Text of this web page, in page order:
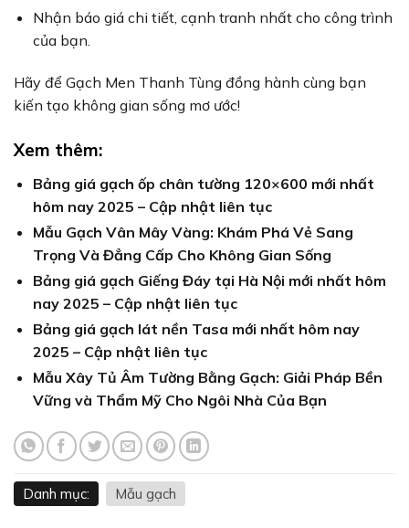
Nhận báo giá chi tiết, cạnh tranh nhất cho công trình
của bạn.
Hãy để Gạch Men Thanh Tùng đồng hành cùng bạn
kiến tạo không gian sống mơ ước!
Xem thêm:
Bảng giá gạch ốp chân tường 120×600 mới nhất
hôm nay 2025 – Cập nhật liên tục
Mẫu Gạch Vân Mây Vàng: Khám Phá Vẻ Sang
Trọng Và Đẳng Cấp Cho Không Gian Sống
Bảng giá gạch Giếng Đáy tại Hà Nội mới nhất hôm
nay 2025 – Cập nhật liên tục
Bảng giá gạch lát nền Tasa mới nhất hôm nay
2025 – Cập nhật liên tục
Mẫu Xây Tủ Âm Tường Bằng Gạch: Giải Pháp Bền
Vững và Thẩm Mỹ Cho Ngôi Nhà Của Bạn
Danh mục: Mẫu gạch